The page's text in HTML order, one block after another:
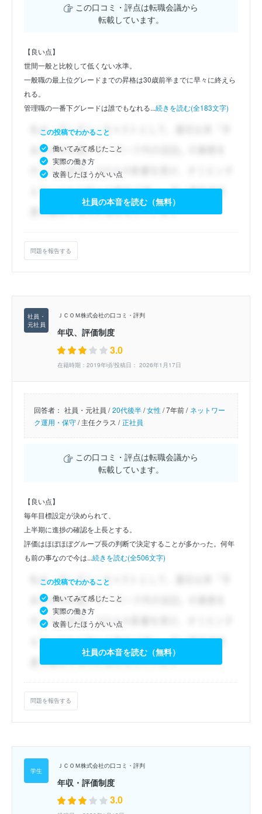
この口コミ・評点は転職会議から
転載しています。
【良い点】
世間一般と比較して低くない水準。
一般職の最上位グレードまでの昇格は30歳前半までに早々に終えら
れる。
管理職の一番下グレードは誰でもなれる...続きを読む(全183文字)
この投稿でわかること
働いてみて感じたこと
実際の働き方
改善したほうがいい点
社員の本音を読む（無料）
問題を報告する
ＪＣＯＭ株式会社の口コミ・評判
年収、評価制度
3.0
在籍時期：2019年頃/投稿日： 2026年1月17日
回答者： 社員・元社員 / 20代後半/女性/7年前 / ネットワー
ク運用・保守/主任クラス / 正社員
この口コミ・評点は転職会議から
転載しています。
【良い点】
毎年目標設定が決められて、
上半期に進捗の確認を上長とする。
評価はほぼほぼグループ長の判断で決定することが多かった。何年
も前の事なので今は...続きを読む(全506文字)
この投稿でわかること
働いてみて感じたこと
実際の働き方
改善したほうがいい点
社員の本音を読む（無料）
問題を報告する
ＪＣＯＭ株式会社の口コミ・評判
年収・評価制度
3.0